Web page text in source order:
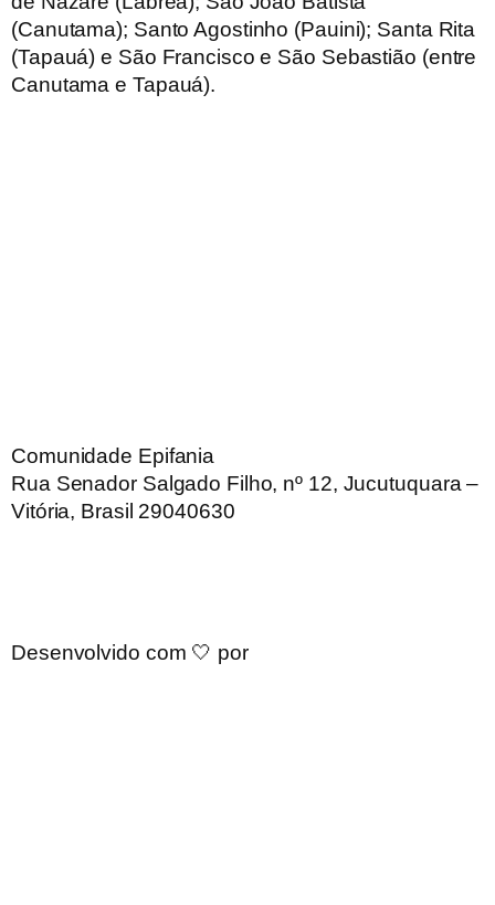
(Canutama); Santo Agostinho (Pauini); Santa Rita
(Tapauá) e São Francisco e São Sebastião (entre
Canutama e Tapauá).
Comunidade Epifania
Rua Senador Salgado Filho, nº 12, Jucutuquara –
Vitória, Brasil 29040630
Desenvolvido com 🤍 por